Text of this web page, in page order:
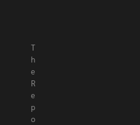
T
h
e
R
e
p
o